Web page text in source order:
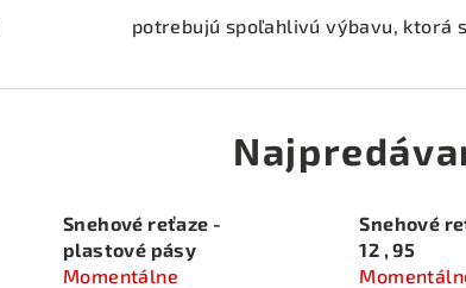
potrebujú spoľahlivú výbavu, ktorá
Snehové reťaze -
plastové pásy
Momentálne
Snehové
12 , 95